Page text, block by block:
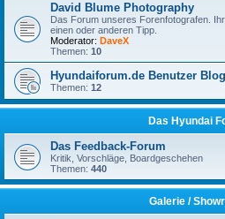
David Blume Photography
Das Forum unseres Forenfotografen.
einen oder anderen Tipp.
Moderator: DaveX
Themen: 10
Hyundaiforum.de Benutzer
Themen: 12
Das Hyundai
Das Feedback-Forum
Kritik, Vorschläge, Boardgeschehen
Themen: 440
Galerie /